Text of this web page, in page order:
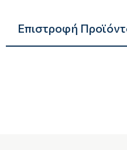
Επιστροφή